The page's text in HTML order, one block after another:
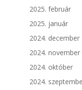
2025. február
2025. január
2024. december
2024. november
2024. október
2024.